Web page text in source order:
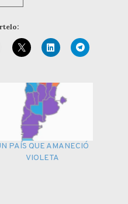
PAÍS QUE AMANECIÓ
VIOLETA